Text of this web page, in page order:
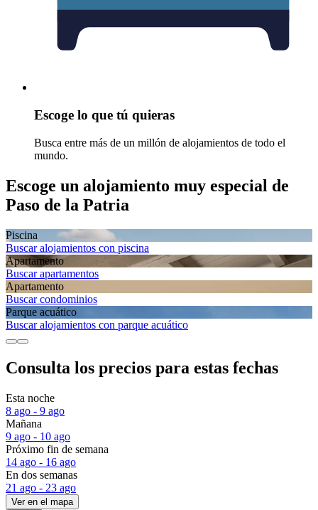
Escoge lo que tú quieras
Busca entre más de un millón de alojamientos de todo el
mundo.
Escoge un alojamiento muy especial de
Paso de la Patria
Piscina
Buscar alojamientos con piscina
Apartamento
Buscar apartamentos
Apartamento
Buscar condominios
Parque acuático
Buscar alojamientos con parque acuático
Consulta los precios para estas fechas
Esta noche
8 ago - 9 ago
Mañana
9 ago - 10 ago
Próximo fin de semana
14 ago - 16 ago
En dos semanas
21 ago - 23 ago
Ver en el mapa